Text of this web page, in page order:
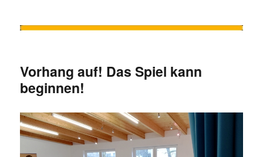
Vorhang auf! Das Spiel kann
beginnen!